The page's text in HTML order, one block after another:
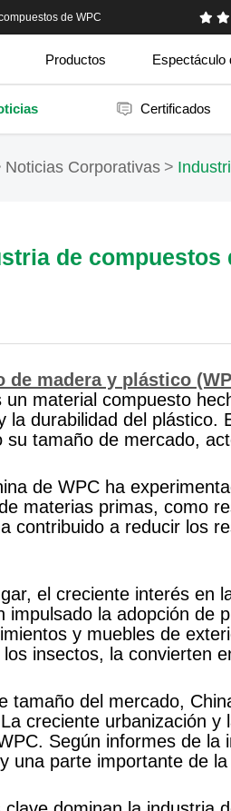
de WPC
Productos Espectáculo
Certificados
Noticias Corporativas
de compuestos
de madera y plástico
un material compuesto
la durabilidad del plástico.
su tamaño de mercado,
de WPC ha
materias primas, como
contribuido a reducir los
el creciente interés en
impulsado la adopción de
y muebles de
insectos, la convierten
tamaño del mercado,
creciente urbanización
Según informes de la
una parte importante de